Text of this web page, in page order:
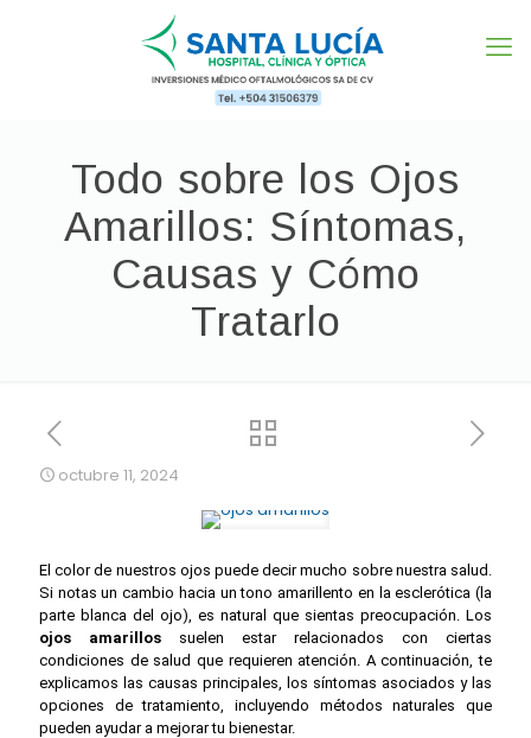
Todo sobre los Ojos
Amarillos: Síntomas,
Causas y Cómo
Tratarlo
octubre 11, 2024
El color de nuestros ojos puede decir mucho sobre nuestra salud.
Si notas un cambio hacia un tono amarillento en la esclerótica (la
parte blanca del ojo), es natural que sientas preocupación. Los
ojos amarillos suelen estar relacionados con ciertas
condiciones de salud que requieren atención. A continuación, te
explicamos las causas principales, los síntomas asociados y las
opciones de tratamiento, incluyendo métodos naturales que
pueden ayudar a mejorar tu bienestar.